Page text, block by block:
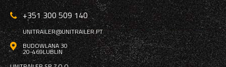
+351 300 509 140
UNITRAILER@UNITRAILER.PT
BUDOWLANA 30
20-469LUBLIN